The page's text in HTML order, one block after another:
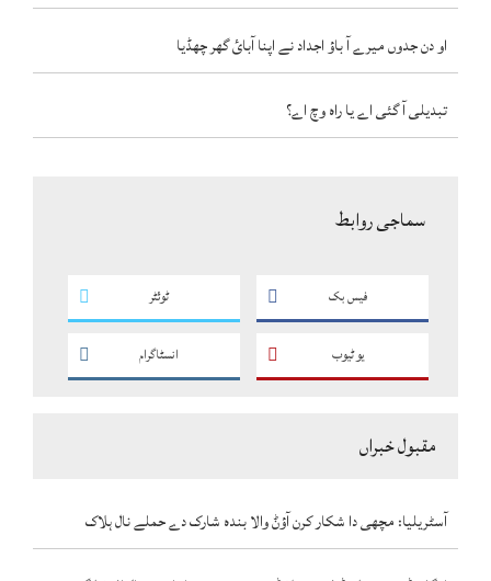
او دن جدوں میرے آ باؤ اجداد نے اپنا آبائ گھر چھڈیا
تبدیلی آ گئی اے یا راہ وچ اے؟
سماجی روابط
فیس بک ٹوئٹر
یو ٹیوب انسٹاگرام
مقبول خبراں
آسٹریلیا: مچھی دا شکار کرن آؤݨ والا بندہ شارک دے حملے نال ہلاک